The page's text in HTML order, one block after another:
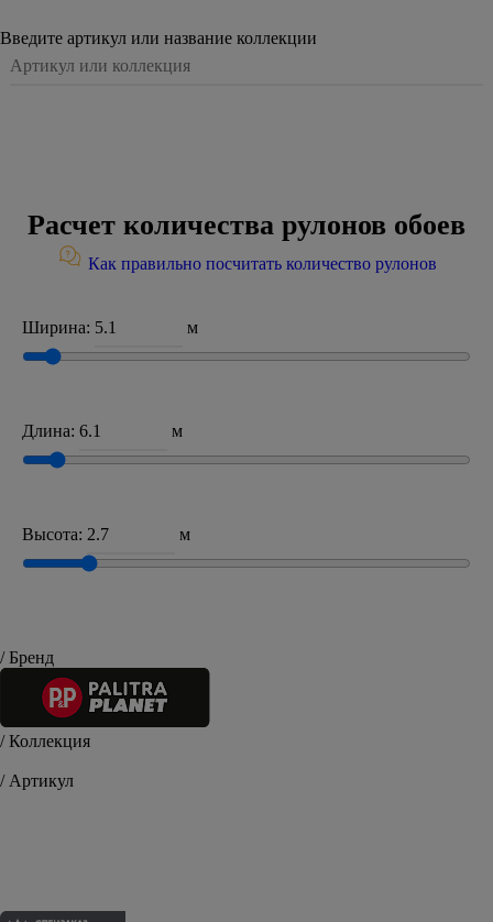
Введите артикул или название коллекции
Расчет количества рулонов обоев
Как правильно посчитать количество рулонов
Ширина: м
Длина: м
Высота: м
/ Бренд
/ Коллекция
/ Артикул